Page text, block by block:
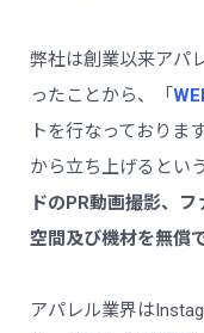
弊社は創業以来アパ
ったことから、「
トを行なっておりま
から立ち上げるとい
ドのPR動画撮影、
空間及び機材を無償
アパレル業界は